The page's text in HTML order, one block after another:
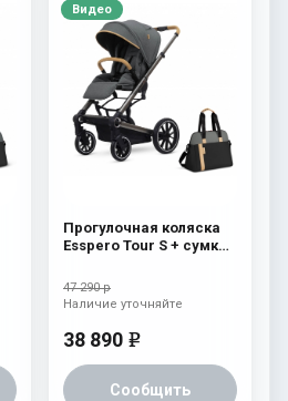
Видео
Прогулочная коляска
Esspero Tour S + сумка
47 290 р
38 890 e
Сообщить
Наличие уточняйте